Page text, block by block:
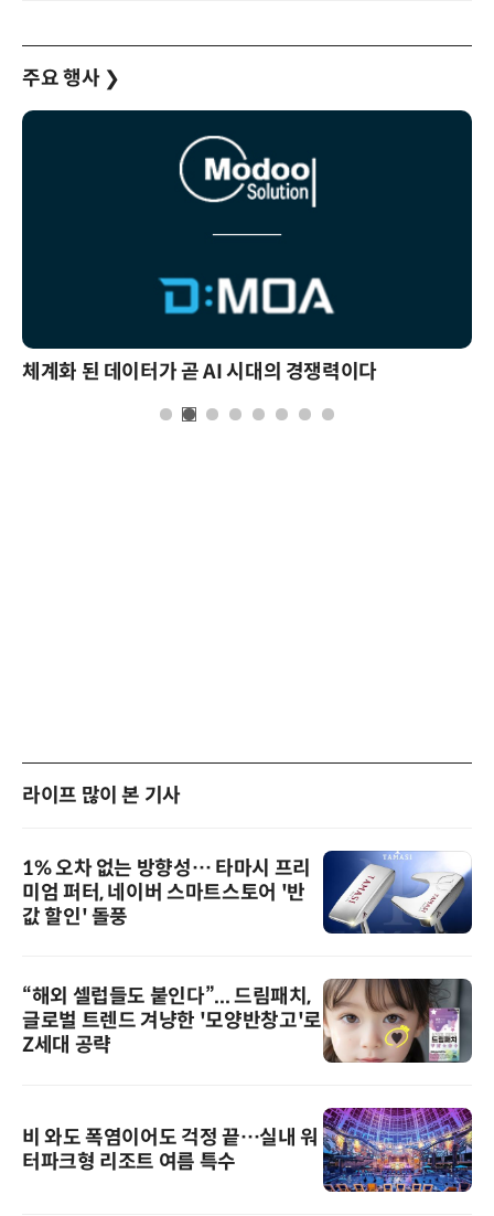
주요 행사 ❯
체계화 된 데이터가 곧 AI 시대의 경쟁력이다
라이프 많이 본 기사
1% 오차 없는 방향성… 타마시 프리
미엄 퍼터, 네이버 스마트스토어 '반
값 할인' 돌풍
“해외 셀럽들도 붙인다”... 드림패치,
글로벌 트렌드 겨냥한 '모양반창고'로
Z세대 공략
비 와도 폭염이어도 걱정 끝…실내 워
터파크형 리조트 여름 특수